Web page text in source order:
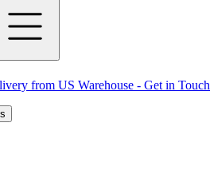
from US Warehouse - Get in Touch